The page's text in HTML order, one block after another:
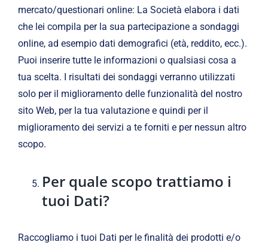
mercato/questionari online: La Società elabora i dati
che lei compila per la sua partecipazione a sondaggi
online, ad esempio dati demografici (età, reddito, ecc.).
Puoi inserire tutte le informazioni o qualsiasi cosa a
tua scelta. I risultati dei sondaggi verranno utilizzati
solo per il miglioramento delle funzionalità del nostro
sito Web, per la tua valutazione e quindi per il
miglioramento dei servizi a te forniti e per nessun altro
scopo.
Per quale scopo trattiamo i
tuoi Dati?
Raccogliamo i tuoi Dati per le finalità dei prodotti e/o